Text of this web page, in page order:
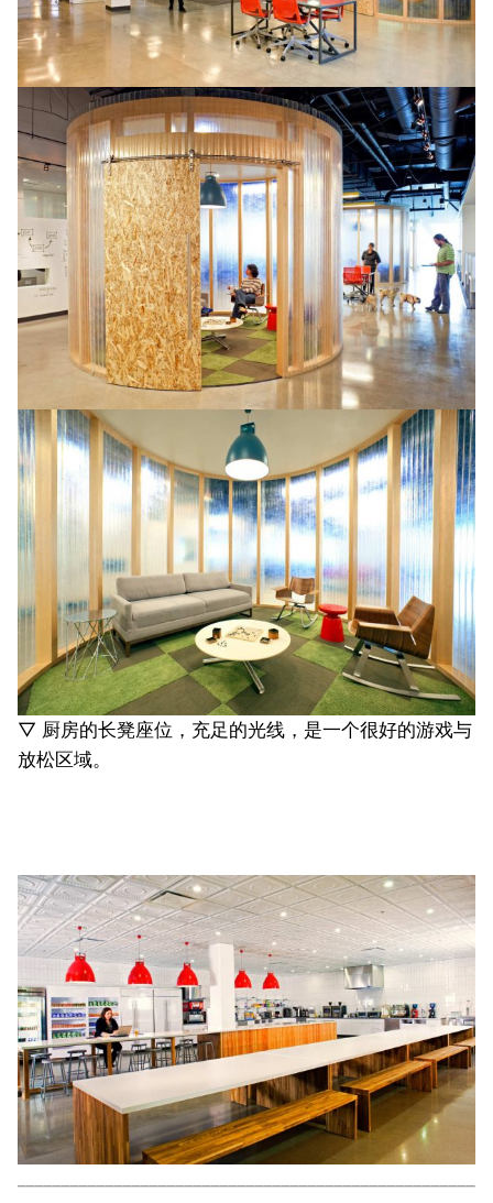
▽ 厨房的长凳座位，充足的光线，是一个很好的游戏与
放松区域。